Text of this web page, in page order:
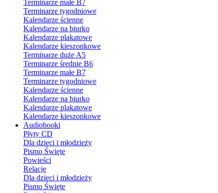
Terminarze małe B7
Terminarze tygodniowe
Kalendarze ścienne
Kalendarze na biurko
Kalendarze plakatowe
Kalendarze kieszonkowe
Terminarze duże A5
Terminarze średnie B6
Terminarze małe B7
Terminarze tygodniowe
Kalendarze ścienne
Kalendarze na biurko
Kalendarze plakatowe
Kalendarze kieszonkowe
Audiobooki
Płyty CD
Dla dzieci i młodzieży
Pismo Święte
Powieści
Relacje
Dla dzieci i młodzieży
Pismo Święte